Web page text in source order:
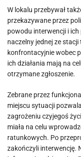
W lokalu przebywał
przekazywane przez
powodu interwencji i
naczelny jednej ze
konfrontacyjnie wobec
ich działania mają na
otrzymane zgłoszenie.
Zebrane przez
miejscu sytuacji
zagrożeniu czyjegoś
miała na celu
ratunkowych. Po
zakończyli interwencję.